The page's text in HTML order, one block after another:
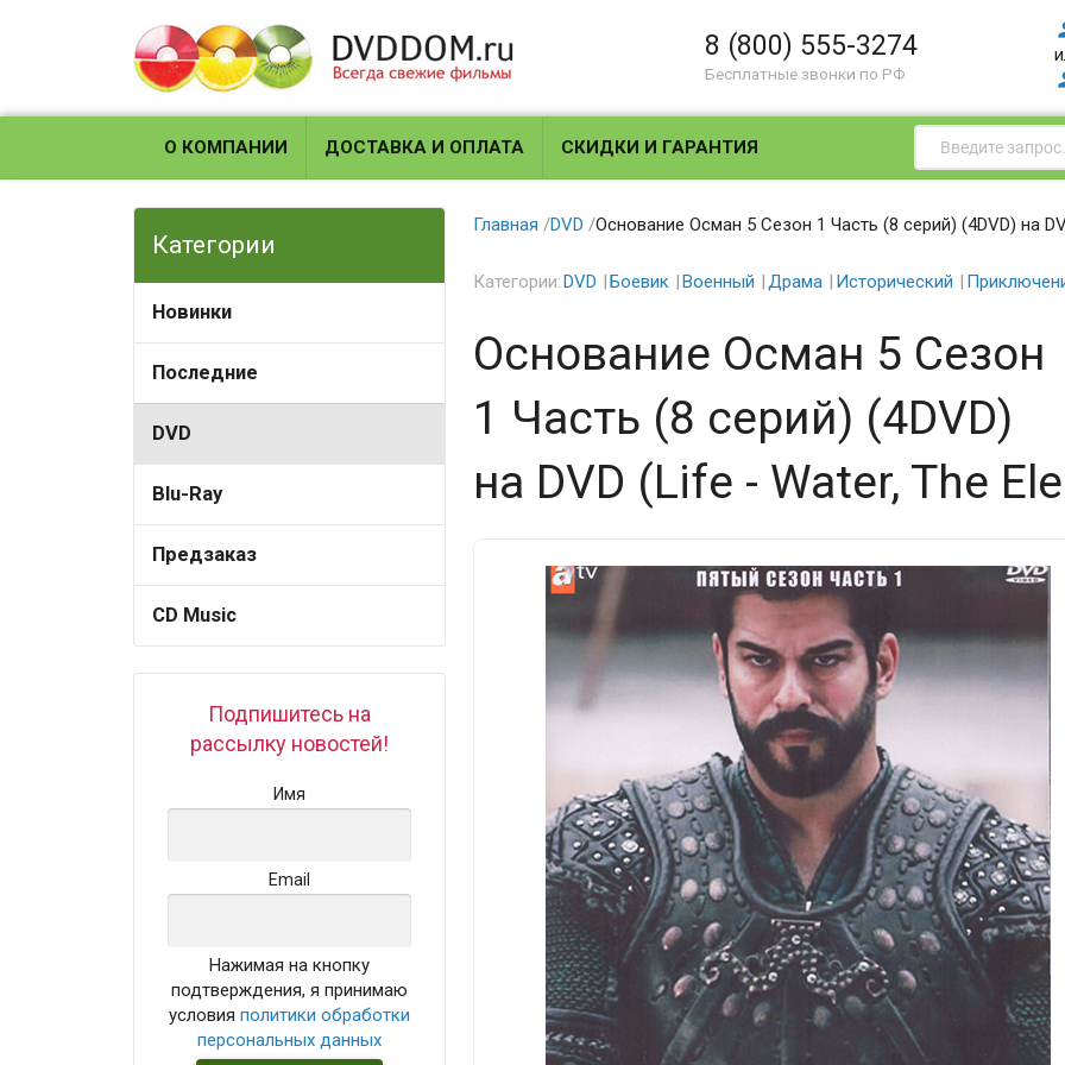
8 (800) 555-3274
Бесплатные звонки по РФ
О КОМПАНИИ ДОСТАВКА И ОПЛАТА СКИДКИ И ГАРАНТИЯ
Категории
Новинки
Последние
DVD
Blu-Ray
Предзаказ
CD Music
Подпишитесь на
рассылку новостей!
Имя
Email
Нажимая на кнопку
подтверждения, я принимаю
условияполитики обработки
персональных данных
Главная /DVD /Основание Осман 5 Сезон 1 Часть (8 серий) (4DVD) на
Категории:DVD Боевик Военный Драма Исторический
Основание Осман 5 Сезон
1 Часть (8 серий) (4DVD)
на DVD (Life - Water, The